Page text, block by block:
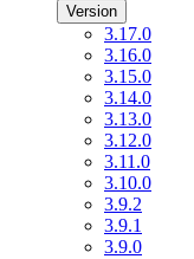
Version
3.17.0
3.16.0
3.15.0
3.14.0
3.13.0
3.12.0
3.11.0
3.10.0
3.9.2
3.9.1
3.9.0